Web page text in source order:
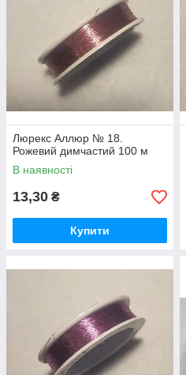
Люрекс Аллюр № 18.
Рожевий димчастий 100 м
В наявності
13,30 ₴
Купити